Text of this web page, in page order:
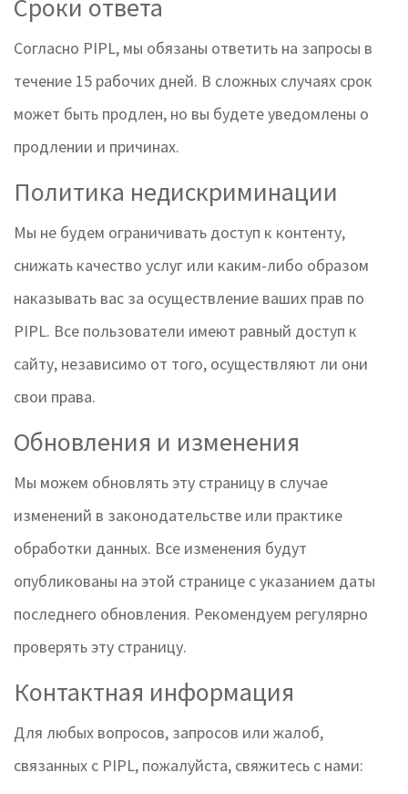
Сроки ответа
Согласно PIPL, мы обязаны ответить на запросы в
течение 15 рабочих дней. В сложных случаях срок
может быть продлен, но вы будете уведомлены о
продлении и причинах.
Политика недискриминации
Мы не будем ограничивать доступ к контенту,
снижать качество услуг или каким-либо образом
наказывать вас за осуществление ваших прав по
PIPL. Все пользователи имеют равный доступ к
сайту, независимо от того, осуществляют ли они
свои права.
Обновления и изменения
Мы можем обновлять эту страницу в случае
изменений в законодательстве или практике
обработки данных. Все изменения будут
опубликованы на этой странице с указанием даты
последнего обновления. Рекомендуем регулярно
проверять эту страницу.
Контактная информация
Для любых вопросов, запросов или жалоб,
связанных с PIPL, пожалуйста, свяжитесь с нами: